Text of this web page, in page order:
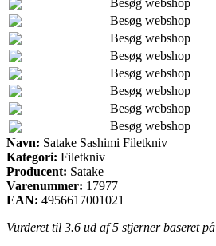
Besøg webshop
Besøg webshop
Besøg webshop
Besøg webshop
Besøg webshop
Besøg webshop
Besøg webshop
Navn: Satake Sashimi Filetkniv
Kategori: Filetkniv
Producent: Satake
Varenummer: 17977
EAN: 4956617001021
Vurderet til 3.6 ud af 5 stjerner baseret på